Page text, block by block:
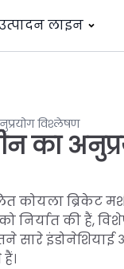
लाइन
विश्लेषण
का
ब्रिकेट
निर्यात की हैं,
सारे